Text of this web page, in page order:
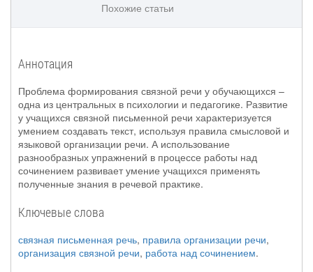
Похожие статьи
Аннотация
Проблема формирования связной речи у обучающихся –
одна из центральных в психологии и педагогике. Развитие
у учащихся связной письменной речи характеризуется
умением создавать текст, используя правила смысловой и
языковой организации речи. А использование
разнообразных упражнений в процессе работы над
сочинением развивает умение учащихся применять
полученные знания в речевой практике.
Ключевые слова
связная письменная речь, правила организации речи,
организация связной речи, работа над сочинением.